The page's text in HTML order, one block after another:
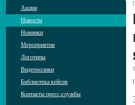
Акции
Новости
Новинки
Мероприятия
Логотипы
Видеоролики
Библиотека кейсов
Контакты пресс-службы